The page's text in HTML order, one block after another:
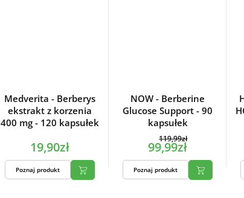
Medverita - Berberys
ekstrakt z korzenia
400 mg - 120 kapsułek
19,90zł
Poznaj produkt
NOW - Berberine
Glucose Support - 90
kapsułek
119,99zł
99,99zł
Poznaj produkt